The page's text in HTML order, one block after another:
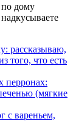
по дому
рассказываю,
того, что есть
перронах:
(мягкие
с вареньем,